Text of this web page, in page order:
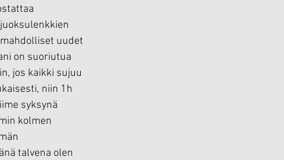
uudet
on suoriutua
jos kaikki sujuu
niin 1h
syksynä
kolmen
talvena olen